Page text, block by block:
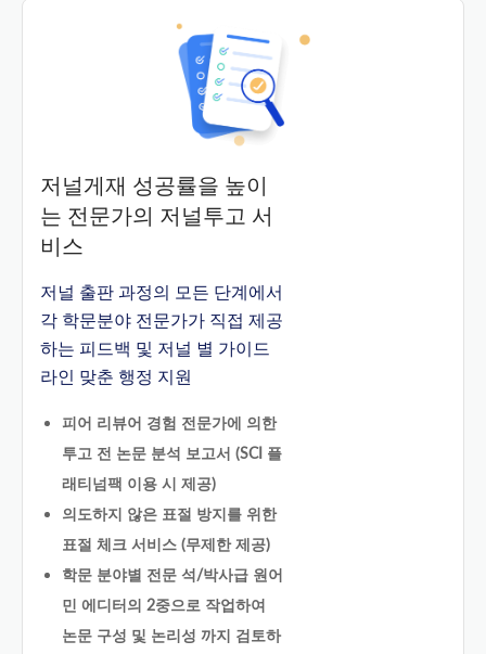
저널게재 성공률을 높이
는 전문가의 저널투고 서
비스
저널 출판 과정의 모든 단계에서
각 학문분야 전문가가 직접 제공
하는 피드백 및 저널 별 가이드
라인 맞춘 행정 지원
피어 리뷰어 경험 전문가에 의한
투고 전 논문 분석 보고서 (SCI 플
래티넘팩 이용 시 제공)
의도하지 않은 표절 방지를 위한
표절 체크 서비스 (무제한 제공)
학문 분야별 전문 석/박사급 원어
민 에디터의 2중으로 작업하여
논문 구성 및 논리성 까지 검토하